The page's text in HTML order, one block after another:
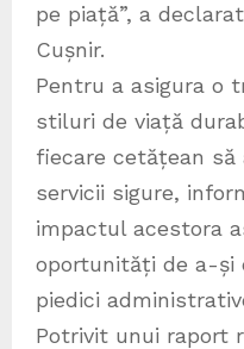
pe piață”, a
Cușnir.
Pentru a asigura o
stiluri de viață
fiecare cetățean să
servicii sigure,
impactul acestora
oportunități de a-și
piedici
Potrivit unui raport